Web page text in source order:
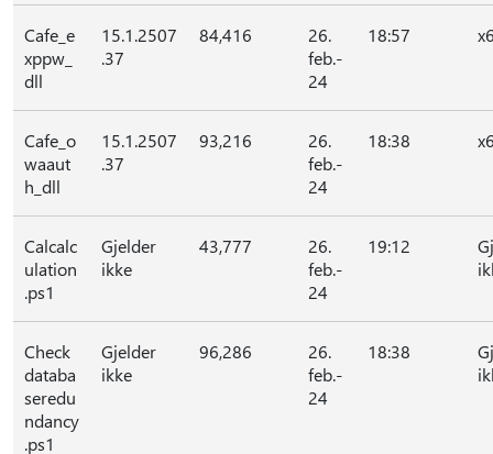
Cafe_e
xppw_
dll
15.1.2507
.37
84,416
26.
feb.-
24
18:57
Cafe_o
waaut
h_dll
15.1.2507
.37
93,216
26.
feb.-
24
18:38
Calcalc
ulation
.ps1
Gjelder
ikke
43,777
26.
feb.-
24
19:12
Check
databa
seredu
ndancy
.ps1
Gjelder
ikke
96,286
26.
feb.-
24
18:38